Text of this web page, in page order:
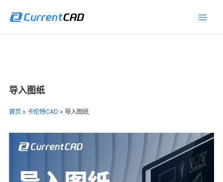
导入图纸
首页» 卡伦特CAD» 导入图纸